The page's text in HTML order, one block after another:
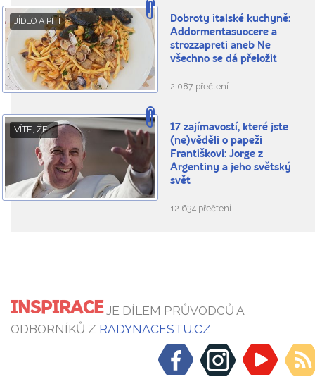
JÍDLO A PITÍ
Dobroty italské kuchyně:
Addormentasuocere a
strozzapreti aneb Ne
všechno se dá přeložit
2.087 přečtení
VÍTE, ŽE...
17 zajímavostí, které jste
(ne)věděli o papeži
Františkovi: Jorge z
Argentiny a jeho světský
svět
12.634 přečtení
INSPIRACEJE DÍLEM PRŮVODCŮ A
ODBORNÍKŮ Z RADYNACESTU.CZ